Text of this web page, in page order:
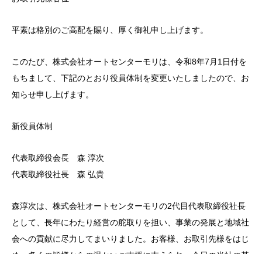
平素は格別のご高配を賜り、厚く御礼申し上げます。
このたび、株式会社オートセンターモリは、令和8年7月1日付を
もちまして、下記のとおり役員体制を変更いたしましたので、お
知らせ申し上げます。
新役員体制
代表取締役会長 森 淳次
代表取締役社長 森 弘貴
森淳次は、株式会社オートセンターモリの2代目代表取締役社長
として、長年にわたり経営の舵取りを担い、事業の発展と地域社
会への貢献に尽力してまいりました。お客様、お取引先様をはじ